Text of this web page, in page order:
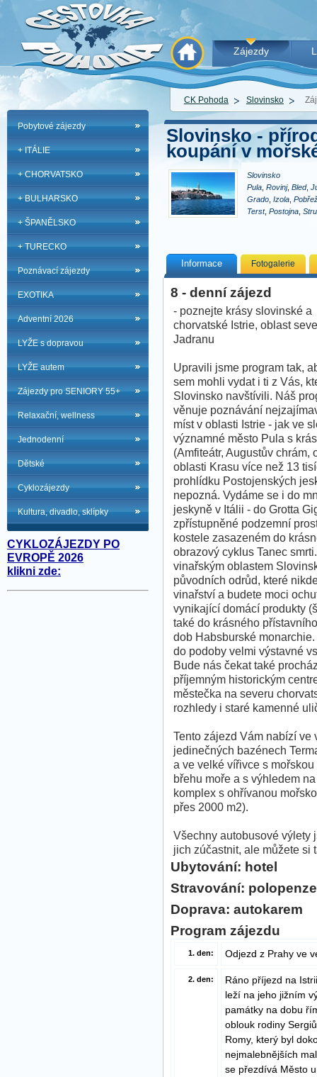
Zájezdy
CK Pohoda Slovinsko
Pobytové zájezdy
+ ITÁLIE
+ CHORVATSKO
+ BULHARSKO
+ ŠPANĚLSKO
+ TURECKO
Poznávací zájezdy
EXOTIKA
Adventní 2026
LYŽE s dopravou
LYŽE autem
Zájezdy pro SENIORY 55+
Relaxační, wellness
Jednodenní
Dětské
Cyklozájezdy
Kultura, divadlo, sklípky
CYKLOZÁJEZDY PO
EVROPĚ 2026
klikni zde:
Slovinsko -
koupání v
Slovinsko
Pula Rovinj, Bled,
Grado Izola
Terst, Postojna
Informace Fotogalerie
8 - denní zájezd
- poznejte krásy slovinské a
chorvatské Istrie, oblast
Jadranu
Upravili jsme program tak,
sem mohli vydat i ti z Vás,
Slovinsko navštívili. Náš
věnuje poznávání
míst v oblasti Istrie - jak ve
významné město Pula s
(Amfiteátr, Augustův
oblasti Krasu více než 13
prohlídku Postojenských
nepozná. Vydáme se i do
jeskyně v Itálii - do Grotta
zpřístupněné podzemní
kostele zasazeném do
obrazový cyklus Tanec
vinařským oblastem
původních odrůd, které
vinařství a budete moci
vynikající domácí produkty
také do krásného
dob Habsburské
do podoby velmi výstavné
Bude nás čekat také
příjemným historickým
městečka na severu
rozhledy i staré kamenné
Tento zájezd Vám nabízí ve
jedinečných bazénech
a ve velké vířivce s
břehu moře a s výhledem
komplex s ohřívanou
přes 2000 m2).
Všechny autobusové výlety
jich zúčastnit, ale můžete si
Ubytování: hotel
Stravování: polopenze
Doprava: autokarem
Program zájezdu
1. den: Odjezd z Prahy ve
2. den:
Ráno příjezd na
leží na jeho jižním
památky na dobu
oblouk rodiny
Romy, který byl
nejmalebnějších
se přezdívá Město